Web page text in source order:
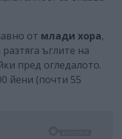
от млади хора,
ъглите на
пред огледалото.
йени (почти 55